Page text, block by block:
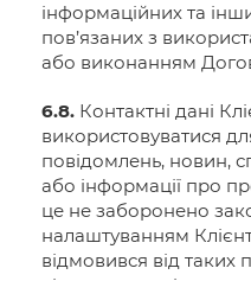
інформаційних та
пов’язаних з
або виконанням
6.8. Контактні дані
використовуватися
повідомлень, новин,
або інформації про
це не заборонено
налаштуванням
відмовився від таких